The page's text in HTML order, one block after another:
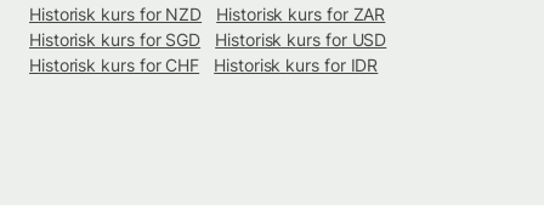
Historisk kurs for NZD
Historisk kurs for ZAR
Historisk kurs for SGD
Historisk kurs for USD
Historisk kurs for CHF
Historisk kurs for IDR